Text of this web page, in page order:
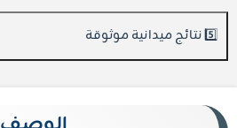
5️⃣ نتائج ميدانية موثوقة